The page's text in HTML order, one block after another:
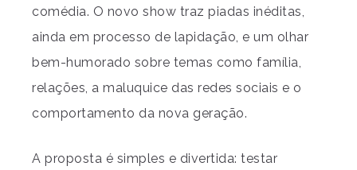
comédia. O novo show traz piadas inéditas,
ainda em processo de lapidação, e um olhar
bem-humorado sobre temas como família,
relações, a maluquice das redes sociais e o
comportamento da nova geração.
A proposta é simples e divertida: testar